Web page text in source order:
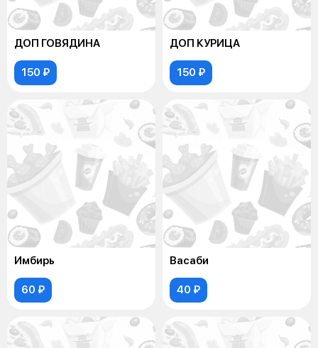
ДОП ГОВЯДИНА
150 ₽
ДОП КУРИЦА
150 ₽
Имбирь
60 ₽
Васаби
40 ₽